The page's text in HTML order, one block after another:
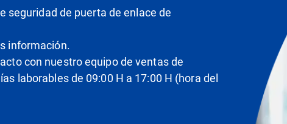
seguridad de puerta de enlace de
información.
con nuestro equipo de ventas de
laborables de 09:00 H a 17:00 H (hora del